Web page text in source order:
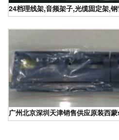
24档理线架,音频架子,光缆固定架,
广州北京深圳天津销售供应原装西